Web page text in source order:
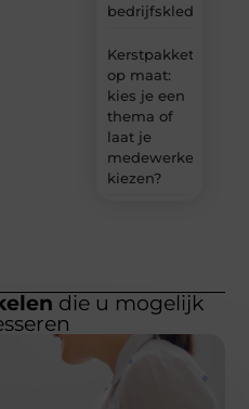
bedrijfskleding
Kerstpakket
op maat:
kies je een
thema of
laat je
medewerkers
kiezen?
die u mogelijk